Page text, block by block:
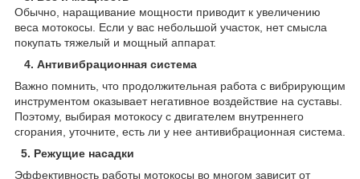
Обычно, наращивание мощности приводит к увеличению
веса мотокосы. Если у вас небольшой участок, нет смысла
покупать тяжелый и мощный аппарат.
4. Антивибрационная система
Важно помнить, что продолжительная работа с вибрирующим
инструментом оказывает негативное воздействие на суставы.
Поэтому, выбирая мотокосу с двигателем внутреннего
сгорания, уточните, есть ли у нее антивибрационная система.
5. Режущие насадки
Эффективность работы мотокосы во многом зависит от